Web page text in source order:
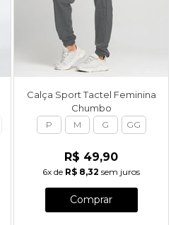
Calça Sport Tactel Feminina
Chumbo
P M G GG
R$ 49,90
6x de R$ 8,32 sem juros
Comprar